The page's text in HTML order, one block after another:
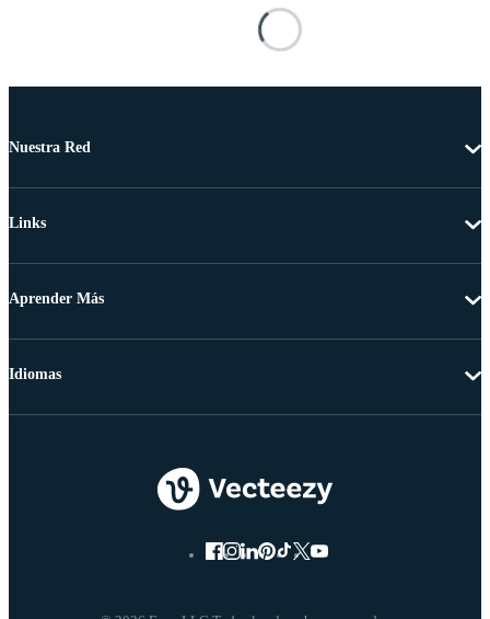
Nuestra Red
Links
Aprender Más
Idiomas